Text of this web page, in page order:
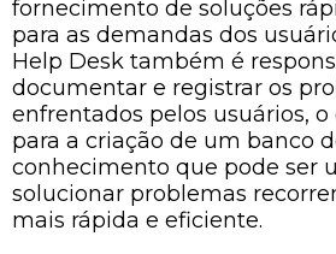
fornecimento de soluções
para as demandas dos
Help Desk também é
documentar e registrar os
enfrentados pelos usuários,
para a criação de um banco
conhecimento que pode ser
solucionar problemas
mais rápida e eficiente.